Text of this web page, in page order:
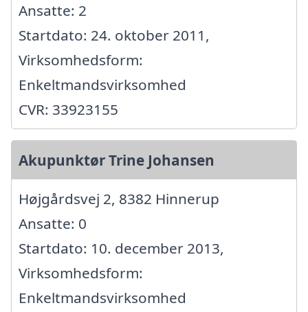
Ansatte: 2
Startdato: 24. oktober 2011,
Virksomhedsform:
Enkeltmandsvirksomhed
CVR: 33923155
Akupunktør Trine Johansen
Højgårdsvej 2, 8382 Hinnerup
Ansatte: 0
Startdato: 10. december 2013,
Virksomhedsform:
Enkeltmandsvirksomhed